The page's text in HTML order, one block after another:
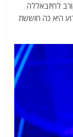
לחיזבאללה
היא כה חוששת